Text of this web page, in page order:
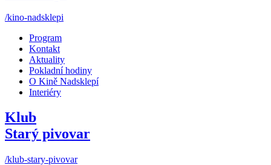
/kino-nadsklepi
Program
Kontakt
Aktuality
Pokladní hodiny
O Kině Nadsklepí
Interiéry
Klub
Starý pivovar
/klub-stary-pivovar